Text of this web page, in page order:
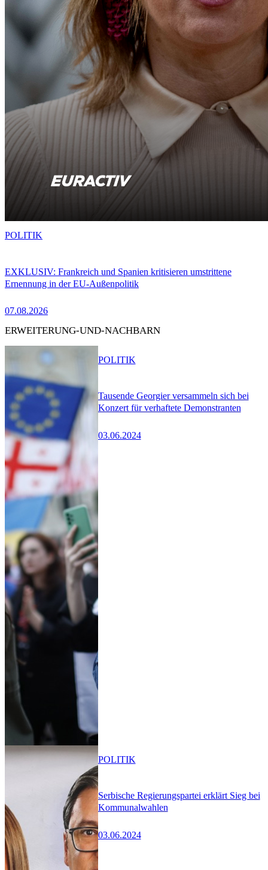
EXKLUSIV: Frankreich und Spanien kritisieren umstrittene
Ernennung in der EU-Außenpolitik
07.08.2026
POLITIK
ERWEITERUNG-UND-NACHBARN
Tausende Georgier versammeln sich bei
Konzert für verhaftete Demonstranten
03.06.2024
POLITIK
Serbische Regierungspartei erklärt Sieg bei
Kommunalwahlen
03.06.2024
POLITIK